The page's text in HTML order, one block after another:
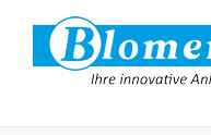
Skip to content